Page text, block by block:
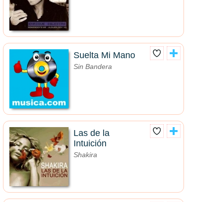
Suelta Mi Mano
Sin Bandera
Las de la
Intuición
Shakira